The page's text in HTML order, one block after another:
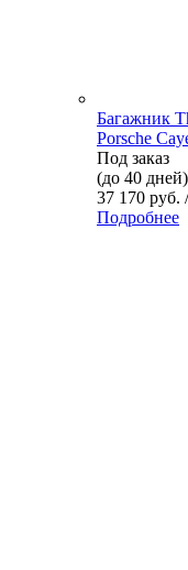
Багажник
Porsche
Под заказ
(до 40 дней)
37 170 руб.
Подробнее